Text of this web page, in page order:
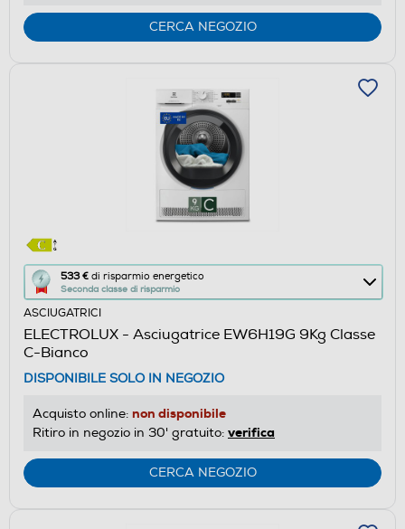
Youreko.
CERCA NEGOZIO
533 € di risparmio energetico
Seconda classe di risparmio
Questa
azione
aprirà
il
Calcolatore
di
risparmio
energetico
Youreko.
ASCIUGATRICI
ELECTROLUX - Asciugatrice EW6H19G 9Kg Classe
C-Bianco
DISPONIBILE SOLO IN NEGOZIO
Acquisto online: non disponibile
Ritiro in negozio in 30' gratuito: verifica
CERCA NEGOZIO